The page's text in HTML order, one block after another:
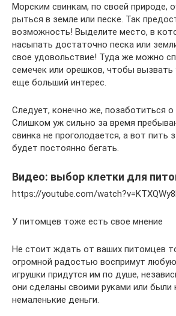
Морским свинкам, по своей природе,
рыться в земле или песке. Так
возможность! Выделите место, в
насыпать достаточно песка или
свое удовольствие! Туда же можно
семечек или орешков, чтобы вызвать
еще больший интерес.
Следует, конечно же, позаботиться
Слишком уж сильно за время
свинка не проголодается, а вот пить
будет постоянно бегать.
Видео: выбор клетки для
https://youtube.com/
У питомцев тоже есть свое мнение
Не стоит ждать от ваших питомцев
огромной радостью воспримут
игрушки придутся им по душе,
они сделаны своими руками или были
немаленькие деньги.